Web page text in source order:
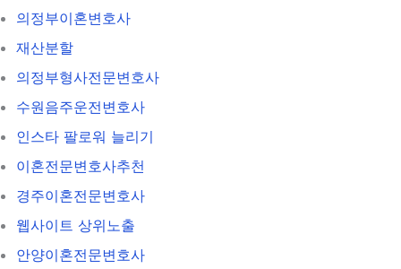
의정부이혼변호사
재산분할
의정부형사전문변호사
수원음주운전변호사
인스타 팔로워 늘리기
이혼전문변호사추천
경주이혼전문변호사
웹사이트 상위노출
안양이혼전문변호사